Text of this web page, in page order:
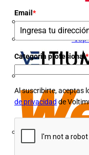
Top
Weidmüller
Email *
Categoria profesional*
Al suscribirte, aceptas
de privacidad de